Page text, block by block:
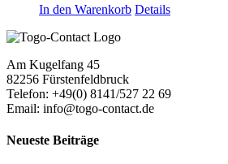
In den Warenkorb Details
Am Kugelfang 45
82256 Fürstenfeldbruck
Telefon: +49(0) 8141/527 22 69
Email: info@togo-contact.de
Neueste Beiträge